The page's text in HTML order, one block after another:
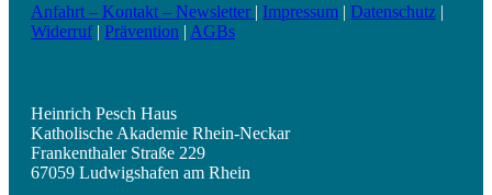
Anfahrt – Kontakt – Newsletter | Impressum | Datenschutz |
Widerruf| Prävention | AGBs
Heinrich Pesch Haus
Katholische Akademie Rhein-Neckar
Frankenthaler Straße 229
67059 Ludwigshafen am Rhein